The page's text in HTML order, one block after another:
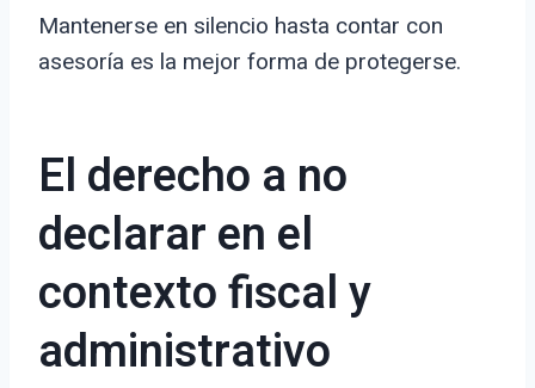
Mantenerse en silencio hasta contar con
asesoría es la mejor forma de protegerse.
El derecho a no
declarar en el
contexto fiscal y
administrativo